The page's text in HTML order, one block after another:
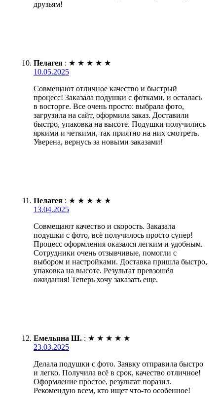
друзьям!
Пелагея : ★ ★ ★ ★ ★
10.05.2025
Совмещают отличное качество и быстрый
процесс! Заказала подушки с фотками, и осталась
в восторге. Все очень просто: выбрала фото,
загрузила на сайт, оформила заказ. Доставили
быстро, упаковка на высоте. Подушки получились
яркими и четкими, так приятно на них смотреть.
Уверена, вернусь за новыми заказами!
Пелагея : ★ ★ ★ ★ ★
13.04.2025
Совмещают качество и скорость. Заказала
подушки с фото, всё получилось просто супер!
Процесс оформления оказался легким и удобным.
Сотрудники очень отзывчивые, помогли с
выбором и настройками. Доставка пришла быстро,
упаковка на высоте. Результат превзошёл
ожидания! Теперь хочу заказать еще.
Емельяна Ш. : ★ ★ ★ ★ ★
23.03.2025
Делала подушки с фото. Заявку отправила быстро
и легко. Получила всё в срок, качество отличное!
Оформление простое, результат поразил.
Рекомендую всем, кто ищет что-то особенное!